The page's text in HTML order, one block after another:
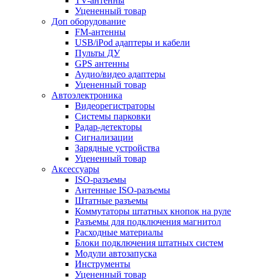
Уцененный товар
Доп оборудование
FM-антенны
USB/iPod адаптеры и кабели
Пульты ДУ
GPS антенны
Аудио/видео адаптеры
Уцененный товар
Автоэлектроника
Видеорегистраторы
Системы парковки
Радар-детекторы
Сигнализации
Зарядные устройства
Уцененный товар
Аксессуары
ISO-разъемы
Антенные ISO-разъемы
Штатные разъемы
Коммутаторы штатных кнопок на руле
Разъемы для подключения магнитол
Расходные материалы
Блоки подключения штатных систем
Модули автозапуска
Инструменты
Уцененный товар